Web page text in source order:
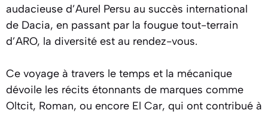
audacieuse d’Aurel Persu au succès international
de Dacia, en passant par la fougue tout-terrain
d’ARO, la diversité est au rendez-vous.
Ce voyage à travers le temps et la mécanique
dévoile les récits étonnants de marques comme
Oltcit, Roman, ou encore El Car, qui ont contribué à